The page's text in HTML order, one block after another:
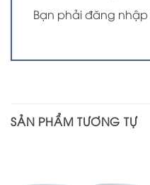
Bạn phảiđăng nhập
SẢN PHẨM TƯƠNG TỰ